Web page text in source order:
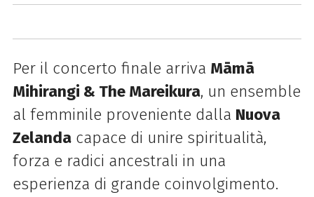
Per il concerto finale arriva Māmā
Mihirangi & The Mareikura, un ensemble
al femminile proveniente dalla Nuova
Zelandacapace di unire spiritualità,
forza e radici ancestrali in una
esperienza di grande coinvolgimento.